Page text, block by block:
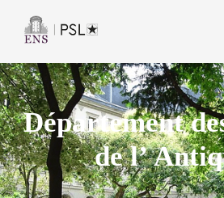
content
Département
de l’